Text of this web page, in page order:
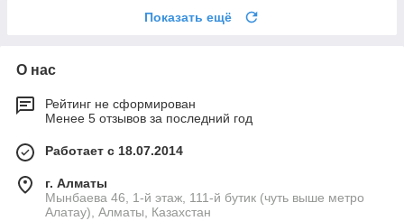
Показать ещё
О нас
Рейтинг не сформирован
Менее 5 отзывов за последний год
Работает с 18.07.2014
г. Алматы
Мынбаева 46, 1-й этаж, 111-й бутик (чуть выше метро
Алатау), Алматы, Казахстан